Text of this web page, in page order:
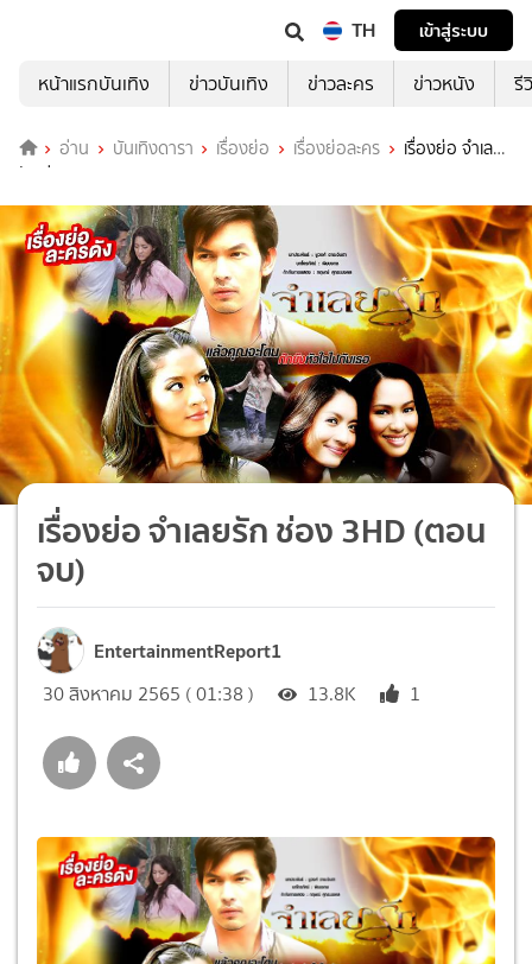
TH
เข้าสู่ระบบ
หน้าแรกบันเทิง
ข่าวบันเทิง ข่าวละคร ข่าวหนัง รี
อ่าน บันเทิงดารา เรื่องย่อ เรื่องย่อละคร
เรื่องย่อ จำเลย
รัก ช่อง 3HD (ตอนจบ)
เรื่องย่อ จำเลยรัก ช่อง 3HD (ตอน
จบ)
EntertainmentReport1
30 สิงหาคม 2565 ( 01:38 ) 13.8K 1